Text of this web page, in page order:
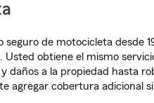
seguro de motocicleta desde
obtiene el mismo
daños a la propiedad hasta
agregar cobertura adicional